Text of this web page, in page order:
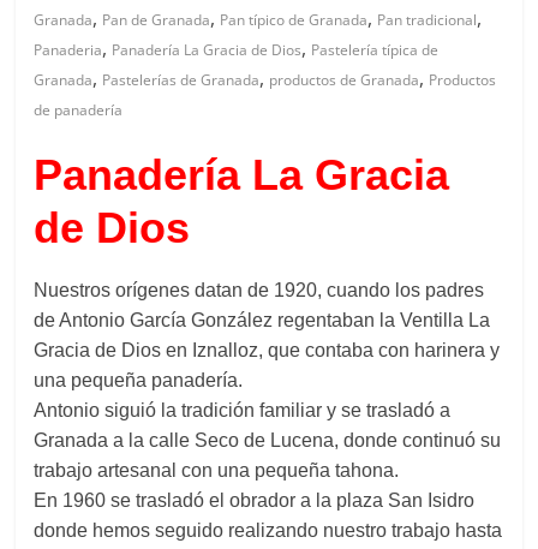
Granada, Pan de Granada, Pan típico de Granada, Pan tradicional,
Panaderia, Panadería La Gracia de Dios, Pastelería típica de
Granada, Pastelerías de Granada, productos de Granada, Productos
de panadería
Panadería La Gracia
de Dios
Nuestros orígenes datan de 1920, cuando los padres
de Antonio García González regentaban la Ventilla La
Gracia de Dios en Iznalloz, que contaba con harinera y
una pequeña panadería.
Antonio siguió la tradición familiar y se trasladó a
Granada a la calle Seco de Lucena, donde continuó su
trabajo artesanal con una pequeña tahona.
En 1960 se trasladó el obrador a la plaza San Isidro
donde hemos seguido realizando nuestro trabajo hasta